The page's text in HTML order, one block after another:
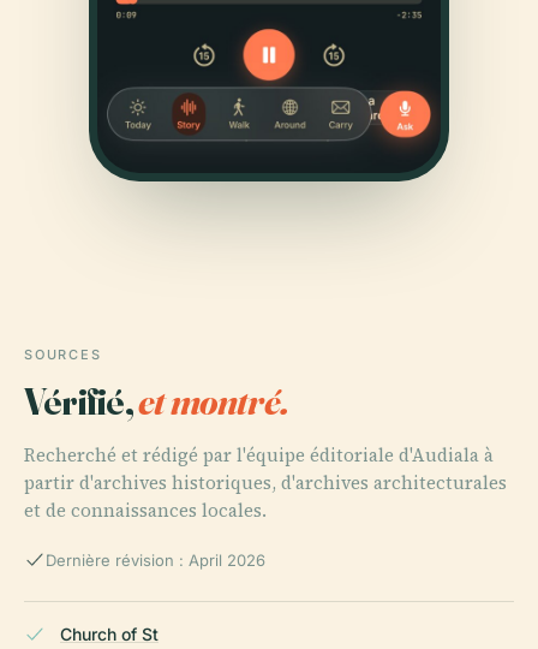
SOURCES
Vérifié,et montré.
Recherché et rédigé par l'équipe éditoriale d'Audiala à
partir d'archives historiques, d'archives architecturales
et de connaissances locales.
Dernière révision : April 2026
Church of St